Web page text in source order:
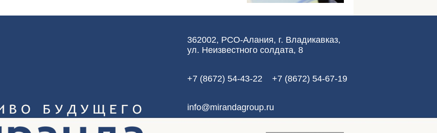
362002, РСО-Алания, г. Владикавказ,
ул. Неизвестного солдата, 8
+7 (8672) 54-43-22 +7 (8672) 54-67-19
info@mirandagroup.ru